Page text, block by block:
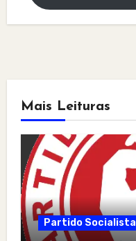
Mais Leituras
Partido Socialista